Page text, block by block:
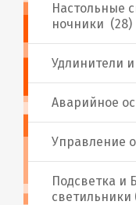
Аварийное
Настольные
ночники (28)
Подсветка и
светильники
Удлинители
Управление